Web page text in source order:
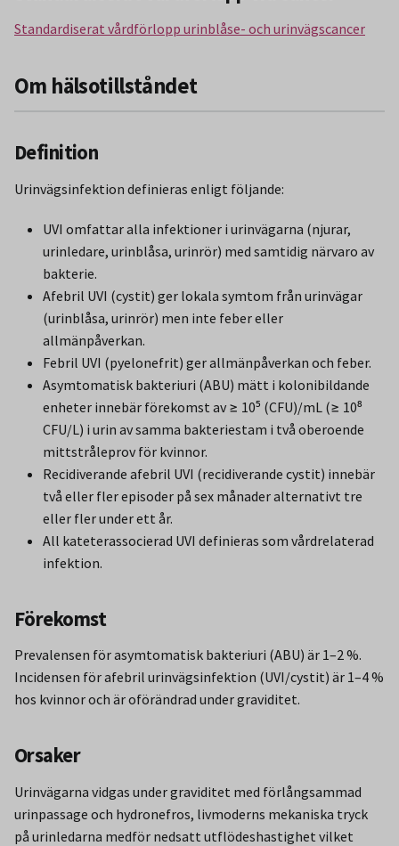
Standardiserat vårdförlopp urinblåse- och urinvägscancer
Om hälsotillståndet
Definition
Urinvägsinfektion definieras enligt följande:
UVI omfattar alla infektioner i urinvägarna (njurar,
urinledare, urinblåsa, urinrör) med samtidig närvaro av
bakterie.
Afebril UVI (cystit) ger lokala symtom från urinvägar
(urinblåsa, urinrör) men inte feber eller
allmänpåverkan.
Febril UVI (pyelonefrit) ger allmänpåverkan och feber.
Asymtomatisk bakteriuri (ABU) mätt i kolonibildande
enheter innebär förekomst av ≥ 10⁵ (CFU)/mL (≥ 10⁸
CFU/L) i urin av samma bakteriestam i två oberoende
mittstråleprov för kvinnor.
Recidiverande afebril UVI (recidiverande cystit) innebär
två eller fler episoder på sex månader alternativt tre
eller fler under ett år.
All kateterassocierad UVI definieras som vårdrelaterad
infektion.
Förekomst
Prevalensen för asymtomatisk bakteriuri (ABU) är 1–2 %.
Incidensen för afebril urinvägsinfektion (UVI/cystit) är 1–4 %
hos kvinnor och är oförändrad under graviditet.
Orsaker
Urinvägarna vidgas under graviditet med förlångsammad
urinpassage och hydronefros, livmoderns mekaniska tryck
på urinledarna medför nedsatt utflödeshastighet vilket